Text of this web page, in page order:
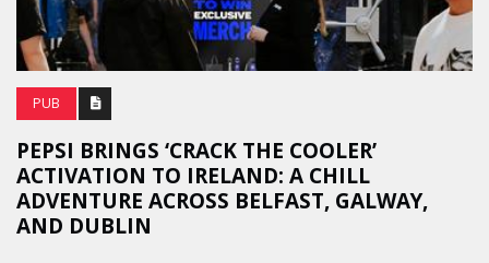
PUB
PEPSI BRINGS ‘CRACK THE COOLER’
ACTIVATION TO IRELAND: A CHILL
ADVENTURE ACROSS BELFAST, GALWAY,
AND DUBLIN